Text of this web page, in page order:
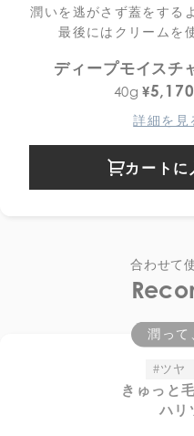
潤いを逃がさず蓋をする
最後にはクリームを
ディープモイスチ
40g ¥5,170
詳細を見
カートに
合わせて
潤って
#ツヤ
きゅっと
ハリ